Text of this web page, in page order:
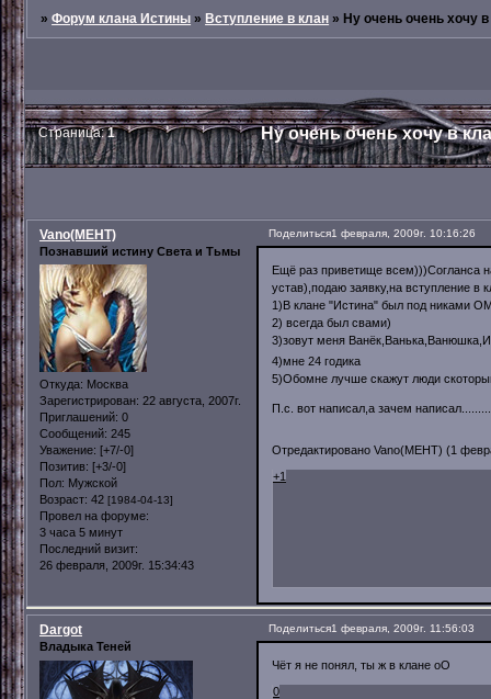
»Форум клана Истины »Вступление в клан »Ну очень очень хочу
Ну очень очень хочу в
Страница:1
Поделиться1 февраля, 2009г. 10:16:26
Vano(MEHT)
Познавший истину Света и Тьмы
Откуда: Москва
Зарегистрирован: 22 августа, 2007г.
Приглашений: 0
Сообщений: 245
Уважение: [+7/-0]
Позитив: [+3/-0]
Пол: Мужской
Возраст: 42 [1984-04-13]
Провел на форуме:
3 часа 5 минут
Последний визит:
26 февраля, 2009г. 15:34:43
Ещё раз приветище всем)))Согланса
устав),подаю заявку,на вступление в
1)В клане "Истина" был под никами
2) всегда был свами)
3)зовут меня
4)мне 24 годика
5)Обомне лучше скажут люди
П.с. вот написал,а зачем
Отредактировано Vano(MEHT) (1
+1
Поделиться1 февраля, 2009г. 11:56:03
Dargot
Владыка Теней
Чёт я не понял, ты ж в клане оО
0